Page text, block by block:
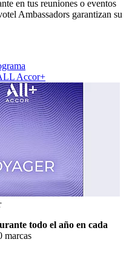
en tus reuniones o eventos
Ambassadors garantizan su
Accor+
todo el año en cada
marcas